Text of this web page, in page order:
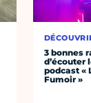
3 bonnes
d’écouter
podcast «
Fumoir »